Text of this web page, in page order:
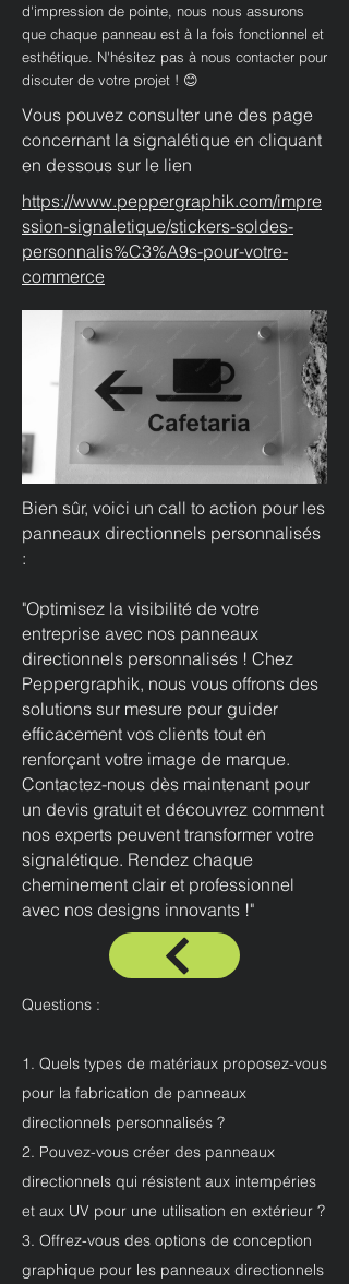
d'impression de pointe, nous nous assurons
que chaque panneau est à la fois fonctionnel et
esthétique. N'hésitez pas à nous contacter pour
discuter de votre projet ! 😊
Vous pouvez consulter une des page
concernant la signalétique en cliquant
en dessous sur le lien
https://www.peppergraphik.com/impre
ssion-signaletique/stickers-soldes-
personnalis%C3%A9s-pour-votre-
commerce
Bien sûr, voici un call to action pour les
panneaux directionnels personnalisés
:
"Optimisez la visibilité de votre
entreprise avec nos panneaux
directionnels personnalisés ! Chez
Peppergraphik, nous vous offrons des
solutions sur mesure pour guider
efficacement vos clients tout en
renforçant votre image de marque.
Contactez-nous dès maintenant pour
un devis gratuit et découvrez comment
nos experts peuvent transformer votre
signalétique. Rendez chaque
cheminement clair et professionnel
avec nos designs innovants !"
Questions :
1. Quels types de matériaux proposez-vous
pour la fabrication de panneaux
directionnels personnalisés ?
2. Pouvez-vous créer des panneaux
directionnels qui résistent aux intempéries
et aux UV pour une utilisation en extérieur ?
3. Offrez-vous des options de conception
graphique pour les panneaux directionnels